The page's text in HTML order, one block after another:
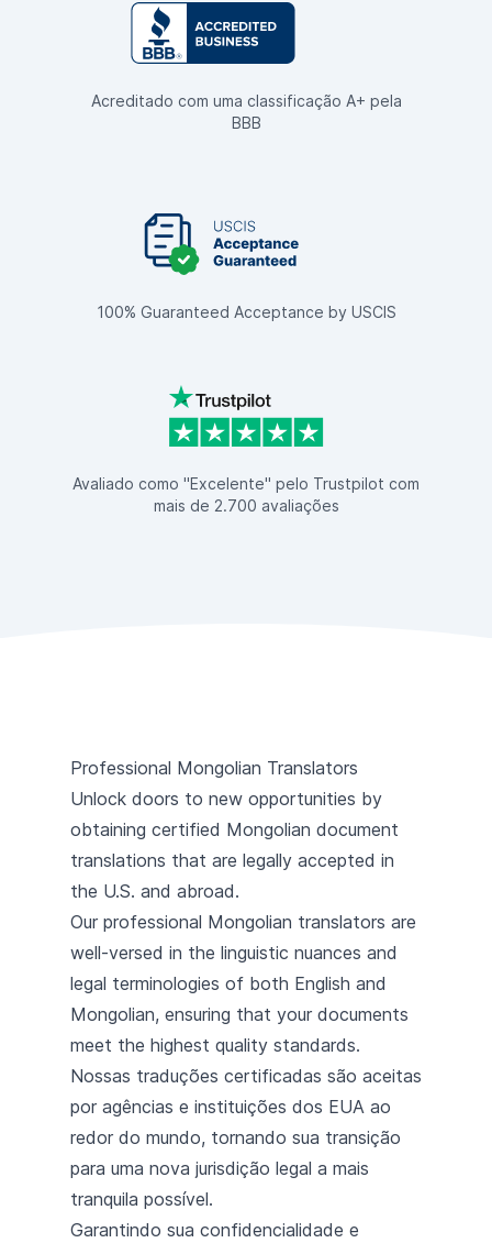
Acreditado com uma classificação A+ pela
BBB
100% Guaranteed Acceptance by USCIS
Avaliado como "Excelente" pelo Trustpilot com
mais de 2.700 avaliações
Professional Mongolian Translators
Unlock doors to new opportunities by
obtaining certified Mongolian document
translations that are legally accepted in
the U.S. and abroad.
Our professional Mongolian translators are
well-versed in the linguistic nuances and
legal terminologies of both English and
Mongolian, ensuring that your documents
meet the highest quality standards.
Nossas traduções certificadas são aceitas
por agências e instituições dos EUA ao
redor do mundo, tornando sua transição
para uma nova jurisdição legal a mais
tranquila possível.
Garantindo sua confidencialidade e